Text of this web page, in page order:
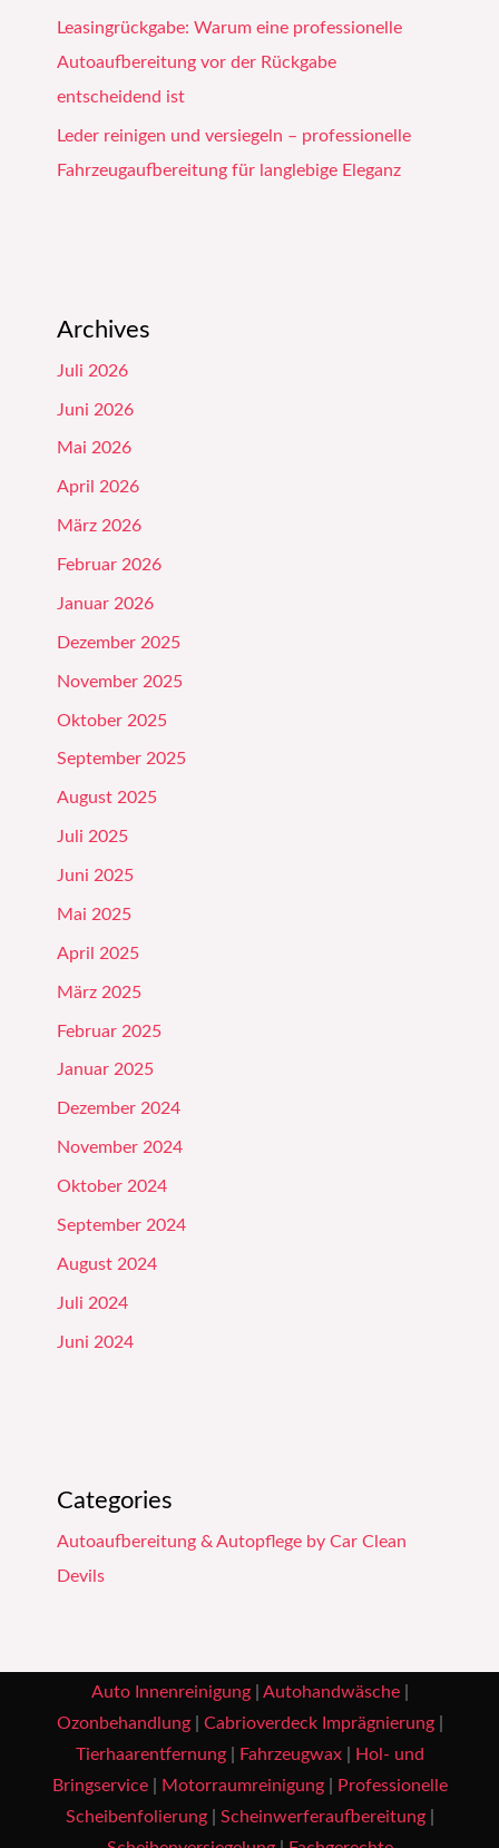
Leasingrückgabe: Warum eine professionelle
Autoaufbereitung vor der Rückgabe
entscheidend ist
Leder reinigen und versiegeln – professionelle
Fahrzeugaufbereitung für langlebige Eleganz
Archives
Juli 2026
Juni 2026
Mai 2026
April 2026
März 2026
Februar 2026
Januar 2026
Dezember 2025
November 2025
Oktober 2025
September 2025
August 2025
Juli 2025
Juni 2025
Mai 2025
April 2025
März 2025
Februar 2025
Januar 2025
Dezember 2024
November 2024
Oktober 2024
September 2024
August 2024
Juli 2024
Juni 2024
Categories
Autoaufbereitung & Autopflege by Car Clean
Devils
Auto Innenreinigung| Autohandwäsche|
Ozonbehandlung| Cabrioverdeck Imprägnierung|
Tierhaarentfernung| Fahrzeugwax|
Hol- und
Bringservice| Motorraumreinigung|
Professionelle
Scheibenfolierung| Scheinwerferaufbereitung|